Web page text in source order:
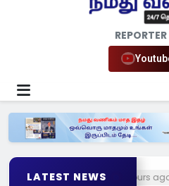
LATEST NEWS
சீதாராமன்! 22 hours ago